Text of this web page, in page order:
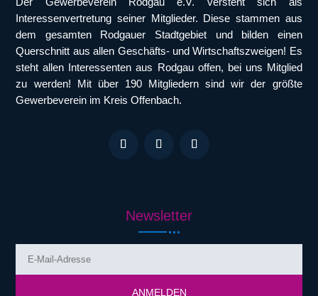
Interessenvertretung seiner Mitglieder. Diese stammen aus
dem gesamten Rodgauer Stadtgebiet und bilden einen
Querschnitt aus allen Geschäfts- und Wirtschaftszweigen! Es
steht allen Interessenten aus Rodgau offen, bei uns Mitglied
zu werden! Mit über 190 Mitgliedern sind wir der größte
Gewerbeverein im Kreis Offenbach.
Newsletter
ANMELDEN